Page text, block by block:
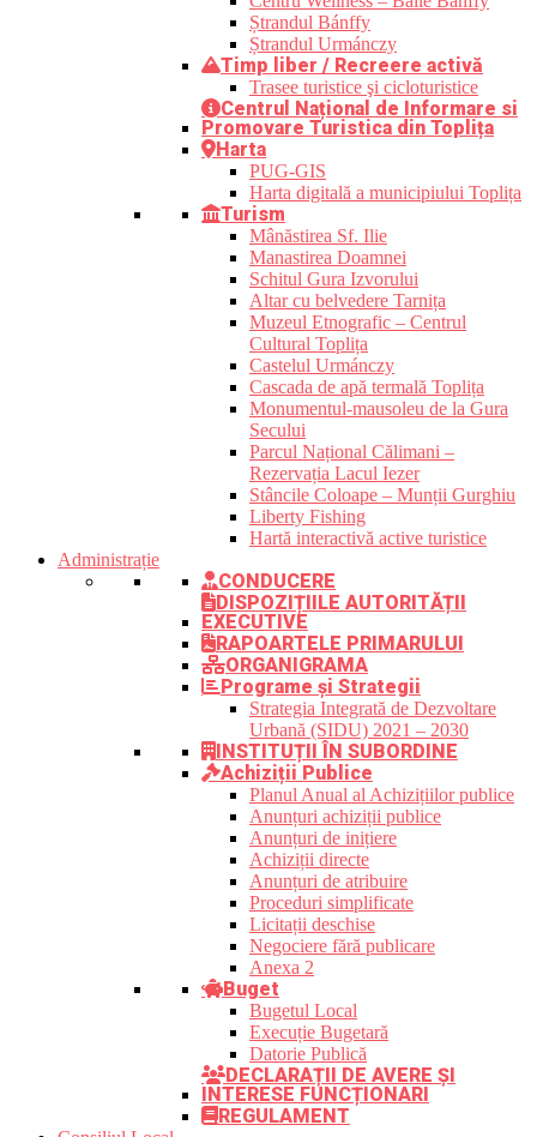
Ștrandul Bánffy
Ștrandul Urmánczy
Timp liber / Recreere activă
Trasee turistice şi cicloturistice
Centrul Național de Informare si
Promovare Turistica din Toplița
Harta
PUG-GIS
Harta digitală a municipiului Toplița
Turism
Mânăstirea Sf. Ilie
Manastirea Doamnei
Schitul Gura Izvorului
Altar cu belvedere Tarnița
Muzeul Etnografic – Centrul
Cultural Toplița
Castelul Urmánczy
Cascada de apă termală Toplița
Monumentul-mausoleu de la Gura
Secului
Parcul Național Călimani –
Rezervația Lacul Iezer
Stâncile Coloape – Munții Gurghiu
Liberty Fishing
Hartă interactivă active turistice
Administrație
CONDUCERE
DISPOZIȚIILE AUTORITĂȚII
EXECUTIVE
RAPOARTELE PRIMARULUI
ORGANIGRAMA
Programe și Strategii
Strategia Integrată de Dezvoltare
Urbană (SIDU) 2021 – 2030
INSTITUȚII ÎN SUBORDINE
Achiziții Publice
Planul Anual al Achizițiilor publice
Anunțuri achiziții publice
Anunțuri de inițiere
Achiziții directe
Anunțuri de atribuire
Proceduri simplificate
Licitații deschise
Negociere fără publicare
Anexa 2
Buget
Bugetul Local
Execuție Bugetară
Datorie Publică
DECLARAȚII DE AVERE ȘI
INTERESE FUNCȚIONARI
REGULAMENT